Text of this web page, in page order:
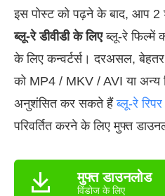
इस पोस्ट को पढ़ने के बाद, आप 2
ब्लू-रे डीवीडी के लिएब्लू-रे फिल्में
के लिए कन्वर्टर्स। दरअसल,
को MP4 / MKV / AVI या अन्य
अनुशंसित कर सकते हैंब्लू-रे रिपर
परिवर्तित करने के लिए मुफ्त
मुफ्त डाउनलोड
विंडोज के लिए